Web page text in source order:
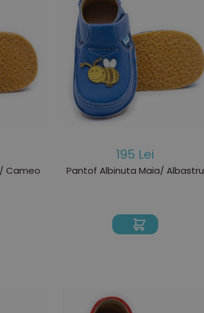
Cameo
195 Lei
Pantof Albinuta Maia/ Albastru